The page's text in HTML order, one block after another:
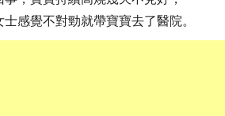
感覺不對勁就帶寶寶去了醫院。